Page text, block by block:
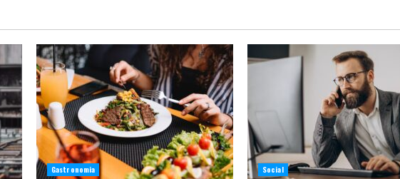
Gastronomia Social